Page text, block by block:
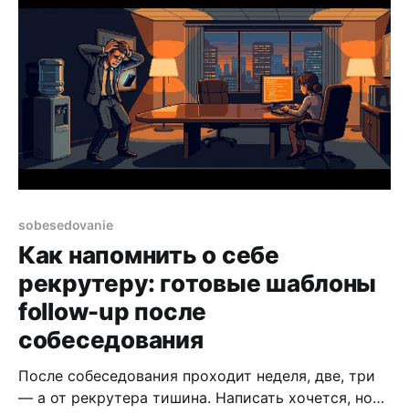
sobesedovanie
Как напомнить о себе
рекрутеру: готовые шаблоны
follow-up после
собеседования
После собеседования проходит неделя, две, три
— а от рекрутера тишина. Написать хочется, но